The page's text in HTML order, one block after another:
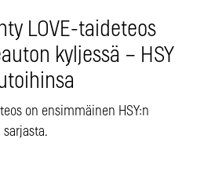
LOVE-taideteos
kyljessä – HSY
on ensimmäinen HSY:n